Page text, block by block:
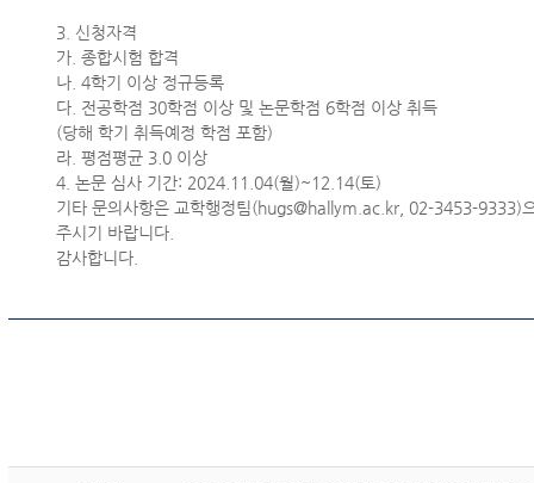
3. 신청자격
가 종합시험 합격
나 . 4학기 이상 정규등록
다 전공학점 30학점 이상 및 논문학점 6학점 이상 취득
(당해 학기 취득예정 학점 포함)
라 평점평균 3.0 이상
4. 논문 심사 기간: 2024.11.04(월)~12.14(토)
기타 문의사항은 교학행정팀(hugs@hallym.ac.kr, 02-3453-9333)
주시기 바랍니다
감사합니다